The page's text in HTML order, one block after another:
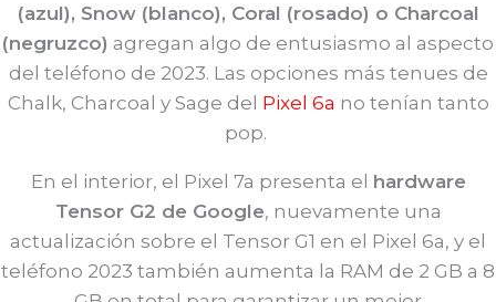
(azul), Snow (blanco), Coral (rosado) o Charcoal
(negruzco) agregan algo de entusiasmo al aspecto
del teléfono de 2023. Las opciones más tenues de
Chalk, Charcoal y Sage del Pixel 6a no tenían tanto
pop.
En el interior, el Pixel 7a presenta el hardware
Tensor G2 de Google, nuevamente una
actualización sobre el Tensor G1 en el Pixel 6a, y el
teléfono 2023 también aumenta la RAM de 2 GB a 8